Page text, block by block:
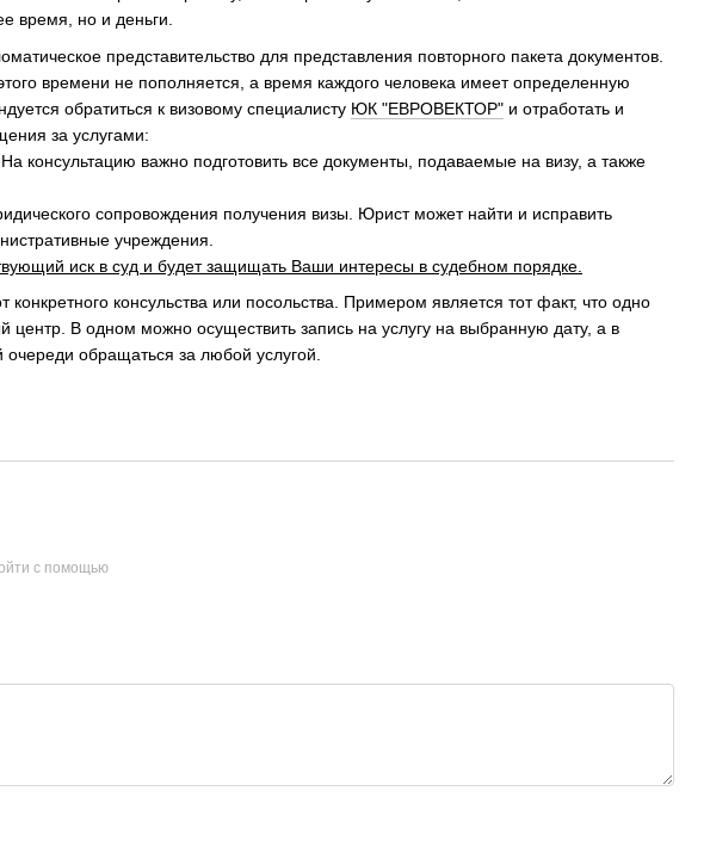
время, но и деньги.
представительство для представления повторного пакета документов.
этого времени не пополняется, а время каждого человека имеет определенную
обратиться к визовому специалисту ЮК "ЕВРОВЕКТОР" и отработать и
за услугами:
консультацию важно подготовить все документы, подаваемые на визу, а также
сопровождения получения визы. Юрист может найти и исправить
учреждения.
иск в суд и будет защищать Ваши интересы в судебном порядке.
консульства или посольства. Примером является тот факт, что одно
центр. В одном можно осуществить запись на услугу на выбранную дату, а в
обращаться за любой услугой.
с помощью